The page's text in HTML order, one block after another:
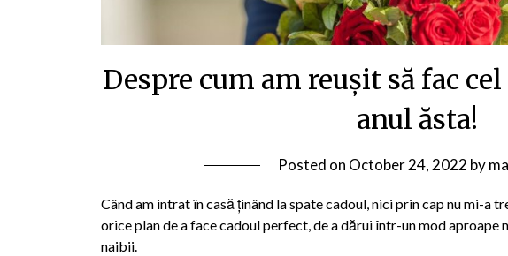
Despre cum am reușit să fac
anul ăsta!
Posted on October 24, 2022 by
Când am intrat în casă ținând la spate cadoul, nici prin cap nu mi-a
orice plan de a face cadoul perfect, de a dărui într-un mod aproape
naibii.